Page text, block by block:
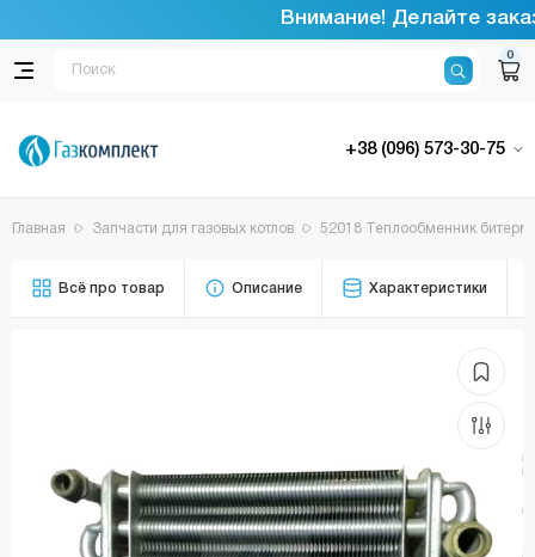
Внимание! Делайте
0
+38 (096) 573-30-75
Главная Запчасти для газовых котлов 52018 Теплообменник
Всё про товар Описание Характеристики